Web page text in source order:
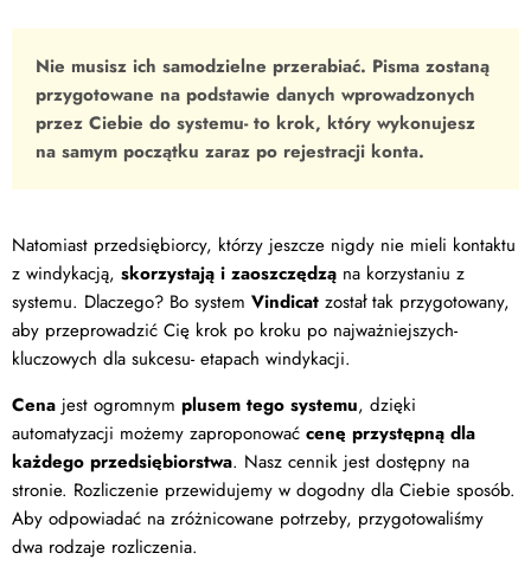
Nie musisz ich samodzielne przerabiać. Pisma zostaną
przygotowane na podstawie danych wprowadzonych
przez Ciebie do systemu- to krok, który wykonujesz
na samym początku zaraz po rejestracji konta.
Natomiast przedsiębiorcy, którzy jeszcze nigdy nie mieli kontaktu
z windykacją, skorzystają i zaoszczędzą na korzystaniu z
systemu. Dlaczego? Bo system Vindicat został tak przygotowany,
aby przeprowadzić Cię krok po kroku po najważniejszych-
kluczowych dla sukcesu- etapach windykacji.
Cena jest ogromnym plusem tego systemu, dzięki
automatyzacji możemy zaproponować cenę przystępną dla
każdego przedsiębiorstwa. Nasz cennik jest dostępny na
stronie. Rozliczenie przewidujemy w dogodny dla Ciebie sposób.
Aby odpowiadać na zróżnicowane potrzeby, przygotowaliśmy
dwa rodzaje rozliczenia.